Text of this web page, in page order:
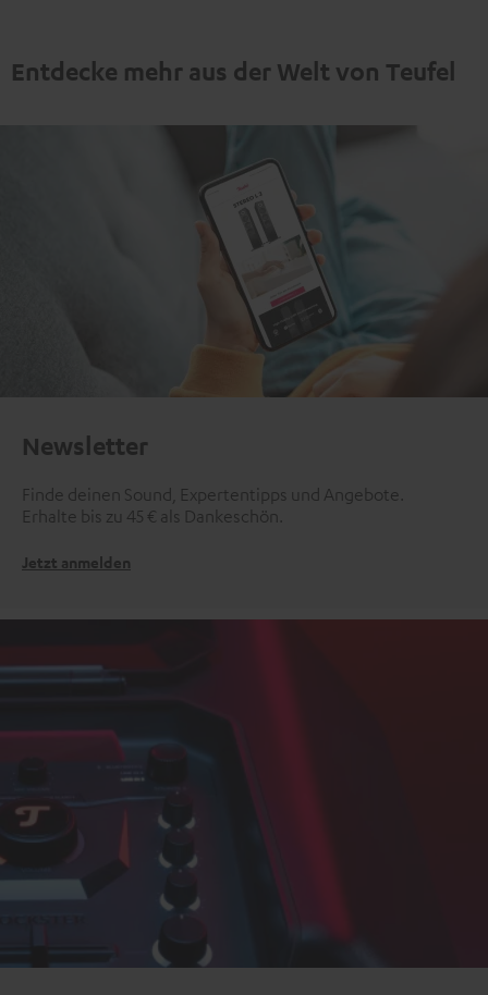
Entdecke mehr aus der Welt von Teufel
Newsletter
Finde deinen Sound, Expertentipps und Angebote.
Erhalte bis zu 45 € als Dankeschön.
Jetzt anmelden